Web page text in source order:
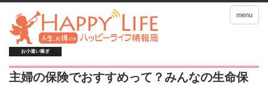
menu
お小遣い稼ぎ
主婦の保険でおすすめって？みんなの生命保